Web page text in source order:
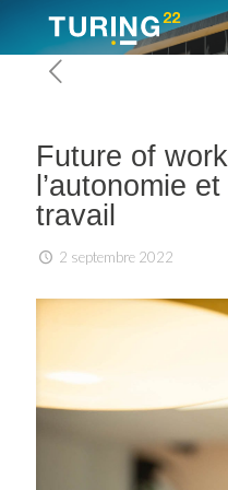
Future of
l’autonomie
travail
2 septembre 2022